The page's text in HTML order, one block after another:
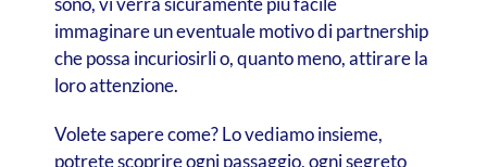
immaginare un eventuale motivo di partnership
che possa incuriosirli o, quanto meno, attirare la
loro attenzione.
Volete sapere come? Lo vediamo insieme,
potrete scoprire ogni passaggio, ogni segreto